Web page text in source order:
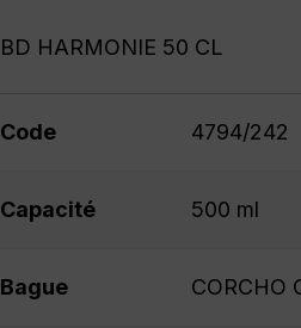
BD HARMONIE 50 CL
Code 4794/242
Capacité 500 ml
Bague CORCHO